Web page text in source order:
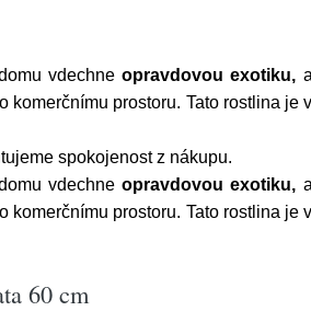
vdechneopravdovou exotiku,
prostoru. Tato rostlina je
spokojenost z nákupu.
vdechneopravdovou exotiku,
prostoru. Tato rostlina je
60 cm